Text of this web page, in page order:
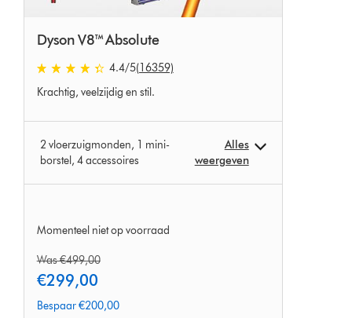
Dyson V8™ Absolute
4.4 sterren van 5 van 16359 Ratings
4.4/5(16359)
Krachtig, veelzijdig en stil.
2 vloerzuigmonden, 1 mini-
borstel, 4 accessoires
Alles
weergeven
Momenteel niet op voorraad
original
price:
Was €499,00
current
€299,00
Bespaar €200,00